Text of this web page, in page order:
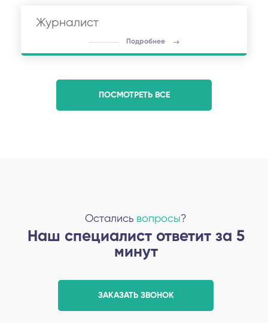
Журналист
Подробнее
ПОСМОТРЕТЬ ВСЕ
Остались вопросы?
Наш специалист ответит за 5
минут
ЗАКАЗАТЬ ЗВОНОК